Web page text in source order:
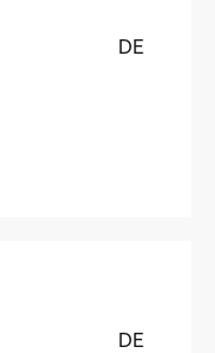
DE
DE